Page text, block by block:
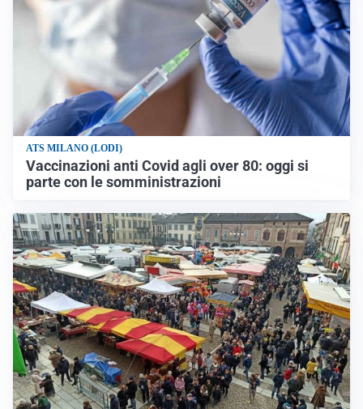
ATS MILANO (LODI)
Vaccinazioni anti Covid agli over 80: oggi si
parte con le somministrazioni